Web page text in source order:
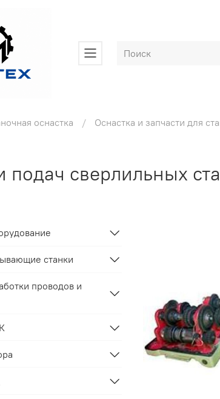
оснастка Оснастка и запчасти для
подач сверлильных
станки
проводов и